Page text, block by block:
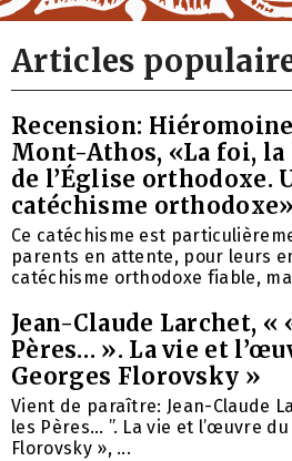
Articles
Recension:
Mont-Athos, «La foi,
de l’Église orthodoxe.
catéchisme orthodoxe»
Ce catéchisme est
parents en attente, pour leurs
catéchisme orthodoxe fiable,
Jean-Claude Larchet, «
Pères… ». La vie et
Georges Florovsky »
Vient de paraître: Jean-Claude
les Pères… ”. La vie et l’œuvre
Florovsky », ...